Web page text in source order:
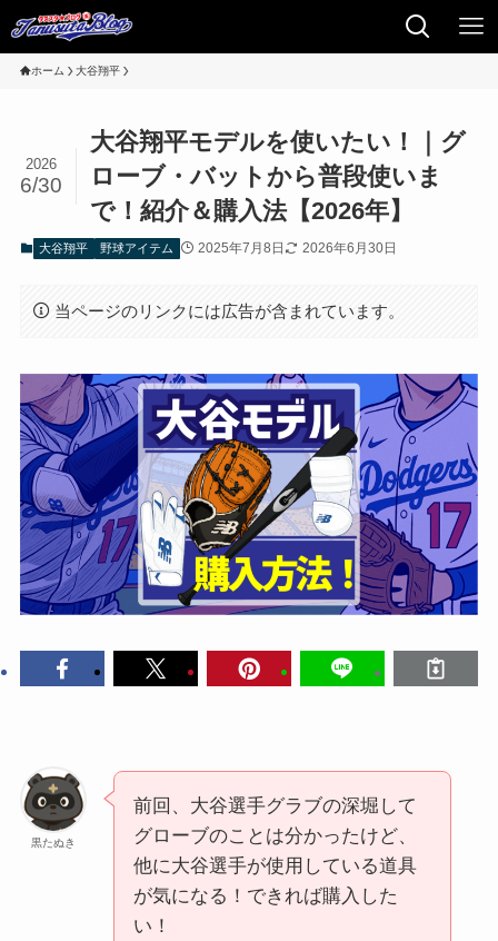
ホーム 大谷翔平
大谷翔平モデルを使いたい！｜グ
ローブ・バットから普段使いま
で！紹介＆購入法【2026年】
2026
6/30
大谷翔平 野球アイテム 2025年7月8日 2026年6月30日
当ページのリンクには広告が含まれています。
黒たぬき
前回、大谷選手グラブの深堀して
グローブのことは分かったけど、
他に大谷選手が使用している道具
が気になる！できれば購入した
い！